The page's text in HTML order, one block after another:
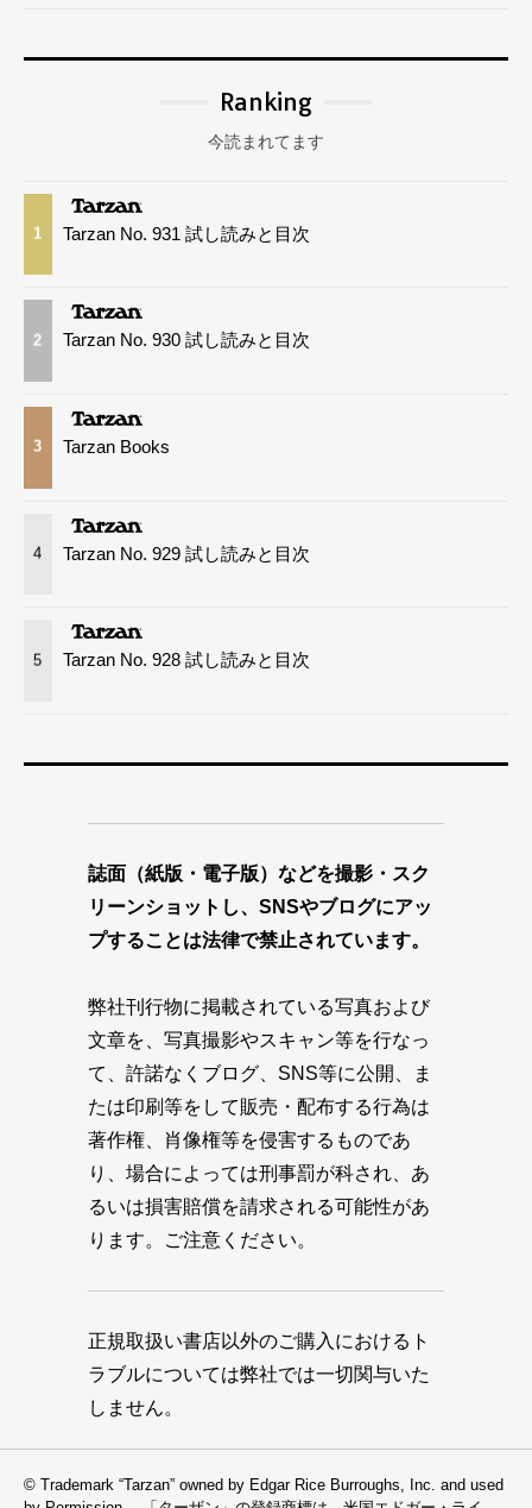
Ranking
今読まれてます
1 Tarzan No. 931 試し読みと目次
2 Tarzan No. 930 試し読みと目次
3 Tarzan Books
4 Tarzan No. 929 試し読みと目次
5 Tarzan No. 928 試し読みと目次
誌面（紙版・電子版）などを撮影・スク
リーンショットし、SNSやブログにアッ
プすることは法律で禁止されています。
弊社刊行物に掲載されている写真および
文章を、写真撮影やスキャン等を行なっ
て、許諾なくブログ、SNS等に公開、ま
たは印刷等をして販売・配布する行為は
著作権、肖像権等を侵害するものであ
り、場合によっては刑事罰が科され、あ
るいは損害賠償を請求される可能性があ
ります。ご注意ください。
正規取扱い書店以外のご購入におけるト
ラブルについては弊社では一切関与いた
しません。
© Trademark “Tarzan” owned by Edgar Rice Burroughs, Inc. and used